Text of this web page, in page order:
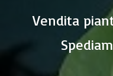
Vendita